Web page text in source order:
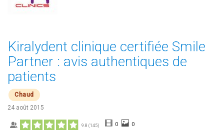
Kiralydent clinique certifiée Smile
Partner : avis authentiques de
patients
Chaud
24 août 2015
9.8 (145) 0 0